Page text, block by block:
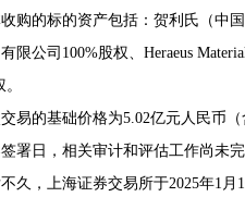
购的标的资产包括：贺利氏（中
有限公司100%股权、Heraeus
易的基础价格为5.02亿元人民币
署日，相关审计和评估工作尚未完
久，上海证券交易所于2025年1